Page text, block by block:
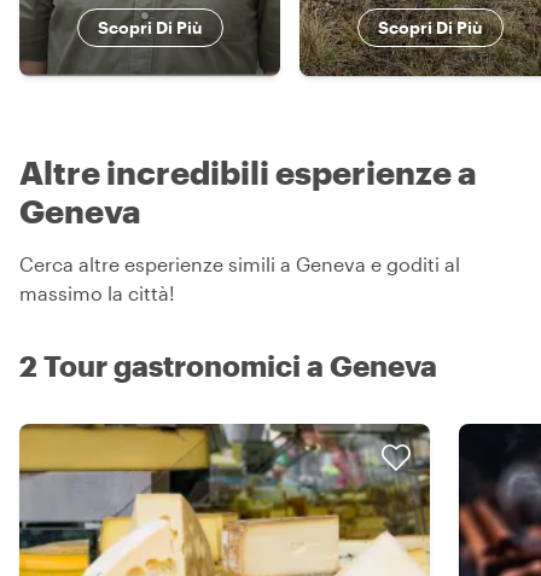
Scopri Di Più Scopri Di Più
Altre incredibili esperienze a
Geneva
Cerca altre esperienze simili a Geneva e goditi al
massimo la città!
2 Tour gastronomici a Geneva